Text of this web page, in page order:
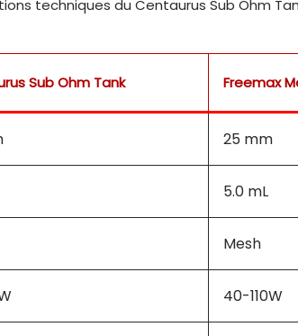
techniques du Centaurus Sub Ohm
Sub Ohm Tank Freemax
25 mm
5.0 mL
Mesh
40-110W